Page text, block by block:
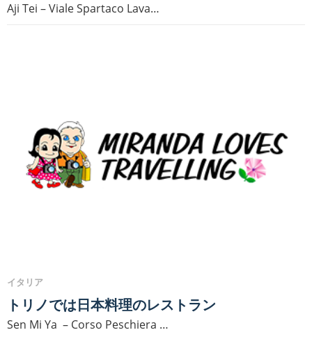
Aji Tei – Viale Spartaco Lava…
イタリア
トリノでは日本料理のレストラン
Sen Mi Ya – Corso Peschiera …